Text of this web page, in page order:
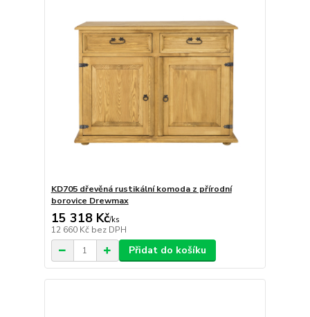
KD705 dřevěná rustikální komoda z přírodní
borovice Drewmax
15 318 Kč/ks
12 660 Kč bez DPH
Přidat do košíku